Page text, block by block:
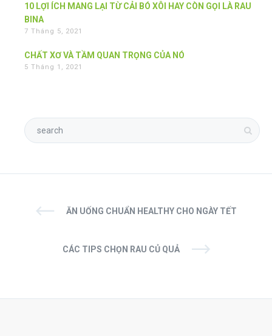
10 LỢI ÍCH MANG LẠI TỪ CẢI BÓ XÔI HAY CÒN GỌI LÀ RAU
BINA
7 Tháng 5, 2021
CHẤT XƠ VÀ TẦM QUAN TRỌNG CỦA NÓ
5 Tháng 1, 2021
ĂN UỐNG CHUẨN HEALTHY CHO NGÀY TẾT
CÁC TIPS CHỌN RAU CỦ QUẢ